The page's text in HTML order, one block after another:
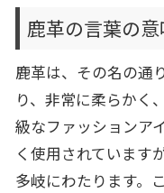
鹿革の言葉の意
鹿革は、その名の通
り、非常に柔らかく
級なファッションア
く使用されています
多岐にわたります。